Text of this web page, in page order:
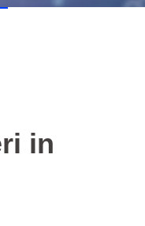
in factori
in